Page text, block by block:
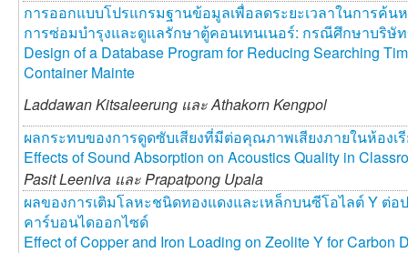
การออกแบบโปรแกรมฐานข้อมูลเพื่อลดระยะเวลาในการค้น
การซ่อมบำรุงและดูแลรักษาตู้คอนเทนเนอร์: กรณีศึกษาบริษั
Design of a Database Program for Reducing Searching
Container Mainte
Laddawan Kitsaleerung และAthakorn Kengpol
ผลกระทบของการดูดซับเสียงที่มีต่อคุณภาพเสียงภายในห้องเ
Effects of Sound Absorption on Acoustics Quality in
Pasit Leeniva และPrapatpong Upala
ผลของการเติมโลหะชนิดทองแดงและเหล็กบนซีโอไลต์ Y ต่
คาร์บอนไดออกไซด์
Effect of Copper and Iron Loading on Zeolite Y for Carbon